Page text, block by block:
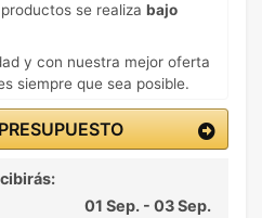
se realiza bajo
y con nuestra mejor oferta
siempre que sea posible.
01 Sep. - 03 Sep.